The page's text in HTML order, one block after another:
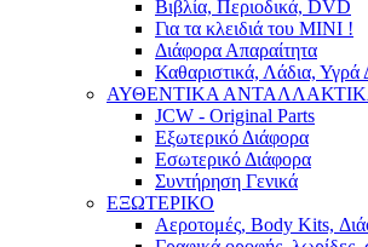
Βιβλία, Περιοδικά, DVD
Για τα κλειδιά του MINI !
Διάφορα Απαραίτητα
Καθαριστικά, Λάδια, Υγρά
ΑΥΘΕΝΤΙΚΑ
JCW - Original Parts
Εξωτερικό Διάφορα
Εσωτερικό Διάφορα
Συντήρηση Γενικά
ΕΞΩΤΕΡΙΚΟ
Αεροτομές, Body Kits,